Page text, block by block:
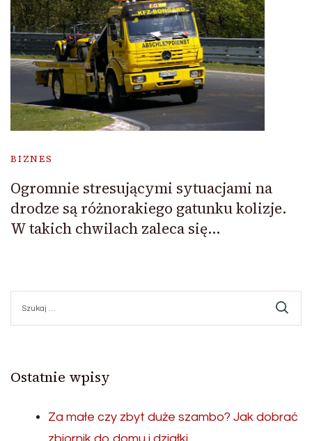
BIZNES
Ogromnie stresującymi sytuacjami na
drodze są różnorakiego gatunku kolizje.
W takich chwilach zaleca się…
Ostatnie wpisy
Za małe czy zbyt duże szambo? Jak dobrać